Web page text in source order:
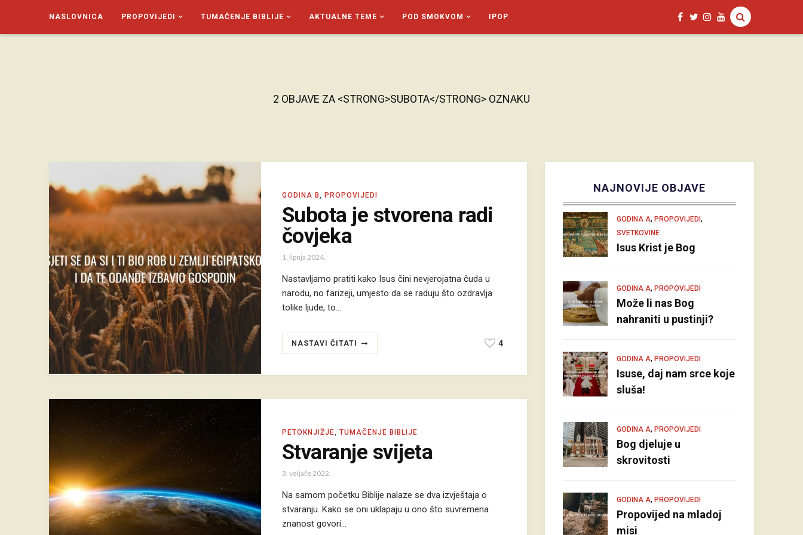
NASLOVNICA PROPOVIJEDI TUMAČENJE BIBLIJE AKTUALNE TEME POD SMOKVOM IPOP
2 OBJAVE ZA <STRONG>SUBOTA</STRONG> OZNAKU
GODINA B, PROPOVIJEDI
Subota je stvorena radi
čovjeka
1. lipnja 2024.
Nastavljamo pratiti kako Isus čini nevjerojatna čuda u
narodu, no farizeji, umjesto da se raduju što ozdravlja
tolike ljude, to…
NASTAVI ČITATI 4
PETOKNJIŽJE, TUMAČENJE BIBLIJE
Stvaranje svijeta
3. veljače 2022.
Na samom početku Biblije nalaze se dva izvještaja o
stvaranju. Kako se oni uklapaju u ono što suvremena
znanost govori…
NAJNOVIJE OBJAVE
GODINA A, PROPOVIJEDI ,
SVETKOVINE
Isus Krist je Bog
GODINA A, PROPOVIJEDI
Može li nas Bog
nahraniti u pustinji?
GODINA A, PROPOVIJEDI
Isuse, daj nam srce koje
sluša!
GODINA A, PROPOVIJEDI
Bog djeluje u
skrovitosti
GODINA A, PROPOVIJEDI
Propovijed na mladoj
misi